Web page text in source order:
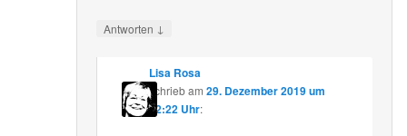
Antworten ↓
Lisa Rosa
schriebam 29. Dezember 2019 um
12:22 Uhr: